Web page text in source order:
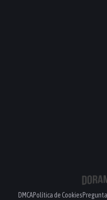
DMCAPolítica de Cookies